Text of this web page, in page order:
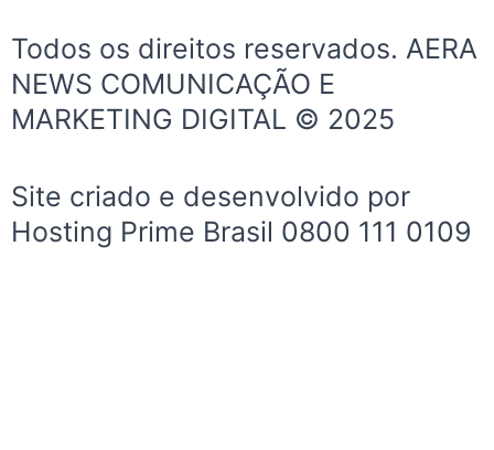
e
b
o
o
f
t
a
g
r
t
u
b
e
Todos os direitos reservados. AERA
NEWS COMUNICAÇÃO E
MARKETING DIGITAL © 2025
Site criado e desenvolvido por
Hosting Prime Brasil 0800 111 0109